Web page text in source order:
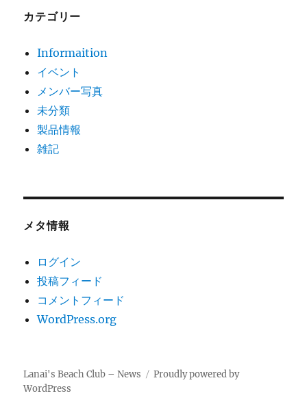
カテゴリー
Informaition
イベント
メンバー写真
未分類
製品情報
雑記
メタ情報
ログイン
投稿フィード
コメントフィード
WordPress.org
Lanai's Beach Club – News
Proudly powered by
WordPress